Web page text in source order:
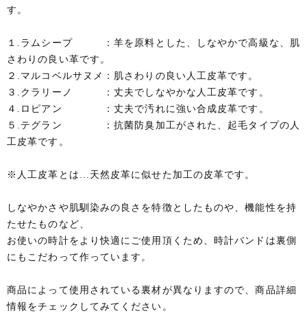
す。
１.ラムシープ ：羊を原料とした、しなやかで高級な、肌
さわりの良い革です。
２.マルコベルサヌメ：肌さわりの良い人工皮革です。
３.クラリーノ ：丈夫でしなやかな人工皮革です。
４.ロピアン ：丈夫で汚れに強い合成皮革です。
５.テグラン ：抗菌防臭加工がされた、起毛タイプの人
工皮革です。
※人工皮革とは…天然皮革に似せた加工の皮革です。
しなやかさや肌馴染みの良さを特徴としたものや、機能性を持
たせたものなど、
お使いの時計をより快適にご使用頂くため、時計バンドは裏側
にもこだわって作っています。
商品によって使用されている裏材が異なりますので、商品詳細
情報をチェックしてみてください。